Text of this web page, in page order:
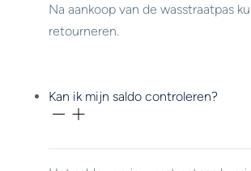
Na aankoop van de wasstraatpas
retourneren.
Kan ik mijn saldo controleren?